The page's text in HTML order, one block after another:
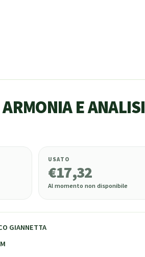
E ANALISI
USATO
€17,32
Al momento non disponibile
GIANNETTA